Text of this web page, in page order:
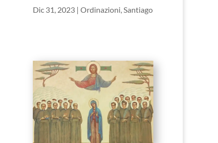
Dic 31, 2023 |Ordinazioni,Santiago